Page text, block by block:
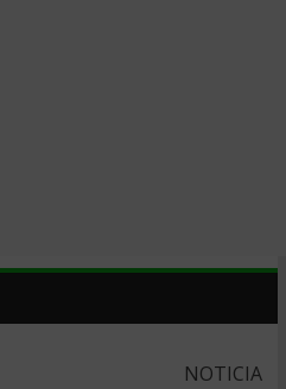
NOTICIA